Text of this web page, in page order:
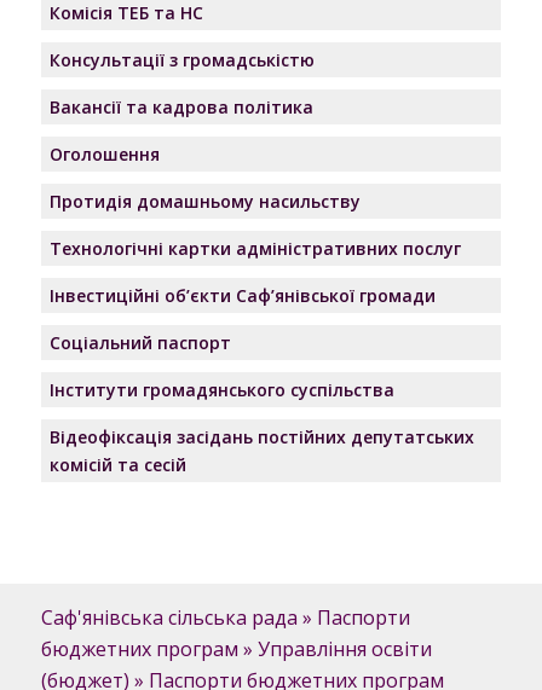
Комісія ТЕБ та НС
Консультації з громадськістю
Вакансії та кадрова політика
Оголошення
Протидія домашньому насильству
Технологічні картки адміністративних послуг
Інвестиційні об’єкти Саф’янівської громади
Соціальний паспорт
Інститути громадянського суспільства
Відеофіксація засідань постійних депутатських
комісій та сесій
Саф'янівська сільська рада » Паспорти
бюджетних програм » Управління освіти
(бюджет) » Паспорти бюджетних програм